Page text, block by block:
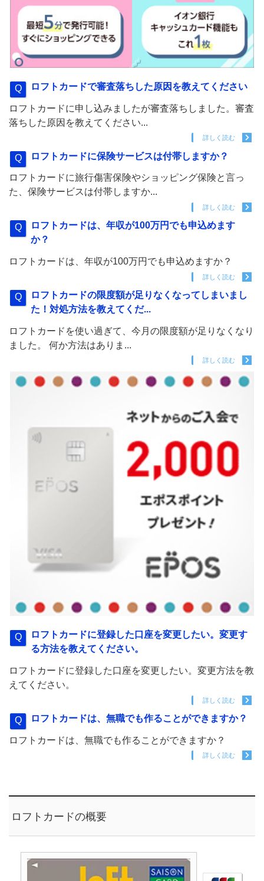
ロフトカードで審査落ちした原因を教えてください
ロフトカードに申し込みましたが審査落ちしました。審査
落ちした原因を教えてください...
詳しく読む
ロフトカードに保険サービスは付帯しますか？
ロフトカードに旅行傷害保険やショッピング保険と言っ
た、保険サービスは付帯しますか...
詳しく読む
ロフトカードは、年収が100万円でも申込めます
か？
ロフトカードは、年収が100万円でも申込めますか？
詳しく読む
ロフトカードの限度額が足りなくなってしまいまし
た！対処方法を教えてくだ...
ロフトカードを使い過ぎて、今月の限度額が足りなくなり
ました。 何か方法はありま...
詳しく読む
ロフトカードに登録した口座を変更したい。変更す
る方法を教えてください。
ロフトカードに登録した口座を変更したい。変更方法を教
えてください。
詳しく読む
ロフトカードは、無職でも作ることができますか？
ロフトカードは、無職でも作ることができますか？
詳しく読む
ロフトカードの概要